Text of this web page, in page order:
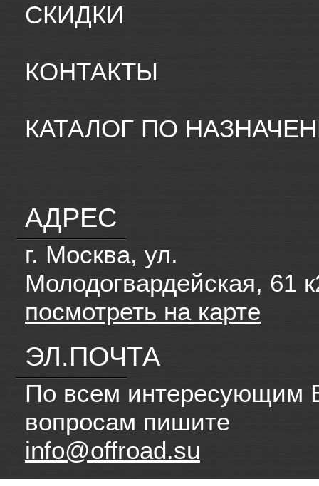
СКИДКИ
КОНТАКТЫ
КАТАЛОГ ПО
АДРЕС
г. Москва, ул.
Молодогвардейская, 61
посмотреть на карте
ЭЛ.ПОЧТА
По всем интересующим
вопросам пишите
info@offroad.su